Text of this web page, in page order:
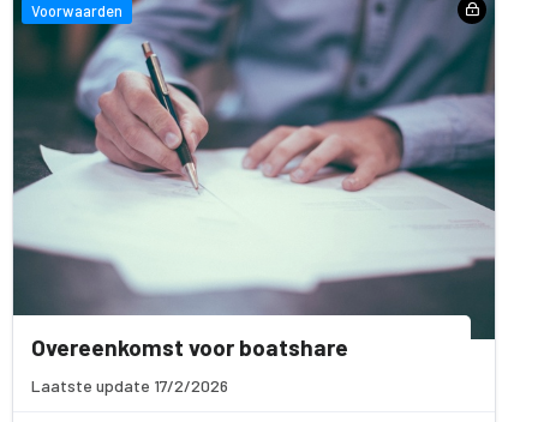
Voorwaarden
Overeenkomst voor boatshare
Laatste update 17/2/2026